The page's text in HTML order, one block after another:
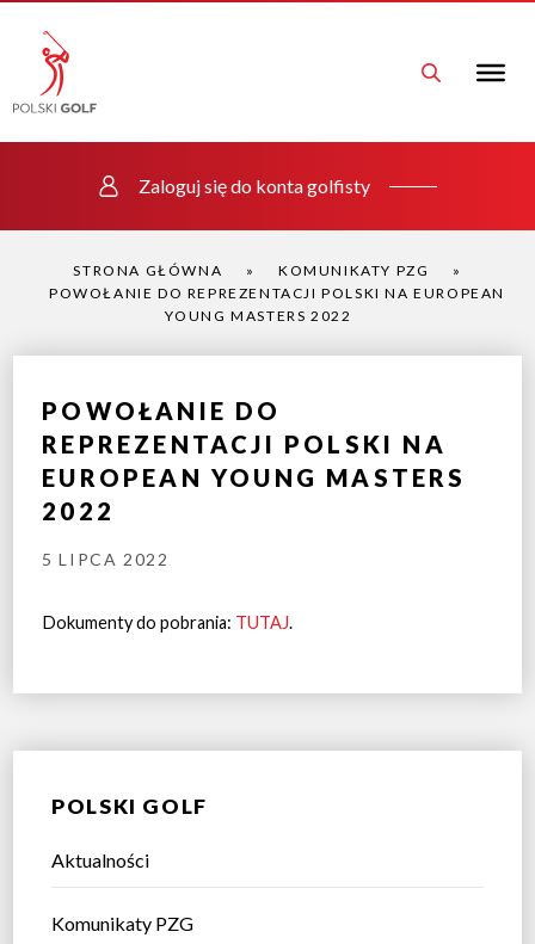
Zaloguj się do konta golfisty
STRONA GŁÓWNA » KOMUNIKATY PZG
»
POWOŁANIE DO REPREZENTACJI POLSKI NA EUROPEAN
YOUNG MASTERS 2022
POWOŁANIE DO
REPREZENTACJI POLSKI NA
EUROPEAN YOUNG MASTERS
2022
5 LIPCA 2022
Dokumenty do pobrania: TUTAJ.
POLSKI GOLF
Aktualności
Komunikaty PZG